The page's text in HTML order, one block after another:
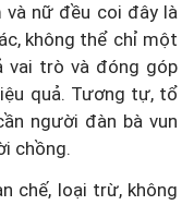
và nữ đều coi đây là
không thể chỉ một
vai trò và đóng góp
quả. Tương tự, tổ
người đàn bà vun
chồng.
chế, loại trừ, không